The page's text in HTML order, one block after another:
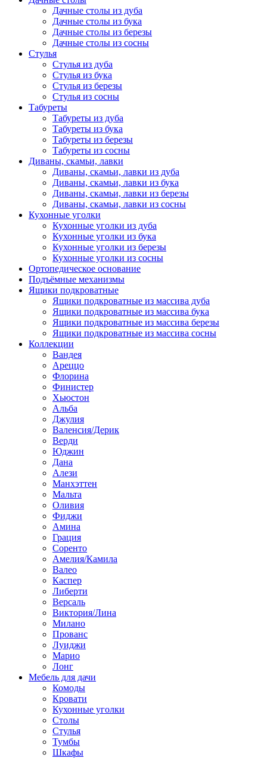
Дачные столы из дуба
Дачные столы из бука
Дачные столы из березы
Дачные столы из сосны
Стулья
Стулья из дуба
Стулья из бука
Стулья из березы
Стулья из сосны
Табуреты
Табуреты из дуба
Табуреты из бука
Табуреты из березы
Табуреты из сосны
Диваны, скамьи, лавки
Диваны, скамьи, лавки из дуба
Диваны, скамьи, лавки из бука
Диваны, скамьи, лавки из березы
Диваны, скамьи, лавки из сосны
Кухонные уголки
Кухонные уголки из дуба
Кухонные уголки из бука
Кухонные уголки из березы
Кухонные уголки из сосны
Ортопедическое основание
Подъёмные механизмы
Ящики подкроватные
Ящики подкроватные из массива дуба
Ящики подкроватные из массива бука
Ящики подкроватные из массива березы
Ящики подкроватные из массива сосны
Коллекции
Вандея
Ареццо
Флорина
Финистер
Хьюстон
Альба
Джулия
Валенсия/Дерик
Верди
Юджин
Дана
Алези
Манхэттен
Мальта
Оливия
Фиджи
Амина
Грация
Соренто
Амелия/Камила
Валео
Каспер
Либерти
Версаль
Виктория/Лина
Милано
Прованс
Луиджи
Марио
Лонг
Мебель для дачи
Комоды
Кровати
Кухонные уголки
Столы
Стулья
Тумбы
Шкафы